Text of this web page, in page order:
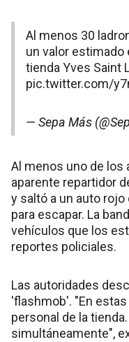
Al menos 30
un valor estimado
tienda Yves Saint
pic.twitter.com/
— Sepa Más
Al menos uno de los
aparente repartidor
y saltó a un auto
para escapar. La
vehículos que los
reportes policiales.
Las autoridades
'flashmob'. "En
personal de la
simultáneamente",